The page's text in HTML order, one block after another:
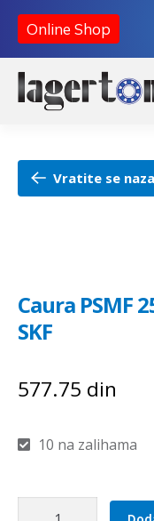
Online Shop
Početna
O nama
Vratite se
Caura PSMF
SKF
577.75 din
10 na zalihama